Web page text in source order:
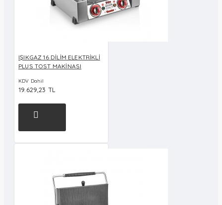
IŞIKGAZ 16 DİLİM ELEKTRİKLİ
PLUS TOST MAKİNASI
KDV Dahil
19.629,23 TL